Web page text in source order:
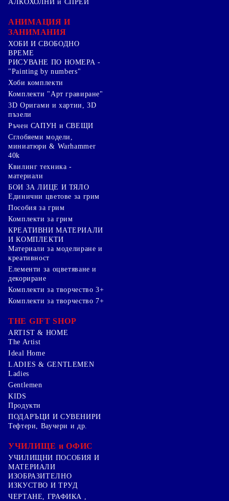
АЛКОХОЛНИ и СПРЕЙ
АНИМАЦИЯ И
ЗАНИМАНИЯ
ХОБИ И СВОБОДНО
ВРЕМЕ
РИСУВАНЕ ПО НОМЕРА -
"Painting by numbers"
Хоби комплекти
Комплекти "Арт гравиране"
3D Оригами и хартии, 3D
пъзели
Ръчен САПУН и СВЕЩИ
Сглобяеми модели,
миниатюри & Warhammer
40k
Квилинг техника -
материали
БОИ ЗА ЛИЦЕ И ТЯЛО
Единични цветове за грим
Пособия за грим
Комплекти за грим
КРЕАТИВНИ МАТЕРИАЛИ
И КОМПЛЕКТИ
Mатериали за моделиране и
креативност
Елементи за оцветяване и
декориране
Комплекти за творчество 3+
Комплекти за творчество 7+
THE GIFT SHOP
ARTIST & HOME
The Artist
Ideal Home
LADIES & GENTLEMEN
Ladies
Gentlemen
KIDS
Продукти
ПОДАРЪЦИ И СУВЕНИРИ
Тефтери, Ваучери и др.
УЧИЛИЩЕ и ОФИС
УЧИЛИЩНИ ПОСОБИЯ И
МАТЕРИАЛИ
ИЗОБРАЗИТЕЛНО
ИЗКУСТВО И ТРУД
ЧЕРТАНЕ, ГРАФИКА ,